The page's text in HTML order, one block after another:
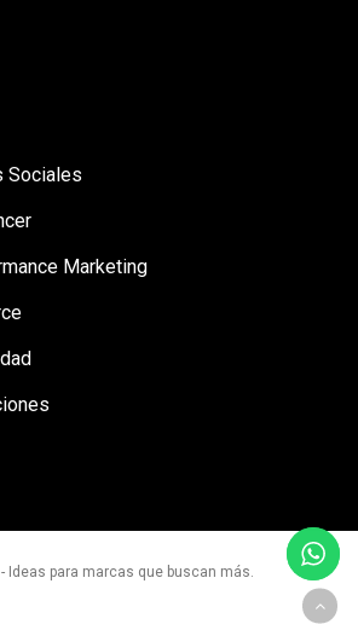
Sociales
Marketing
Ideas para marcas que buscan más.